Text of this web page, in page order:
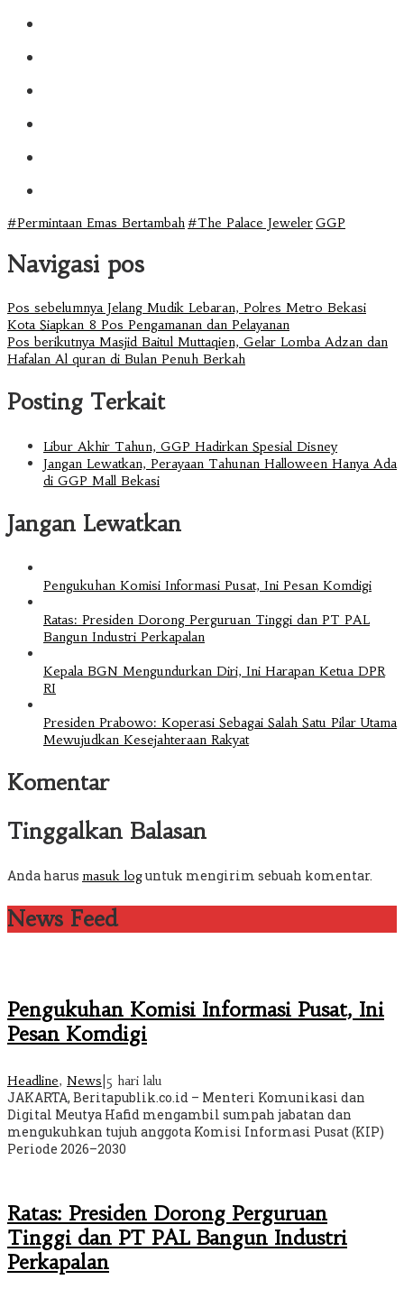
#Permintaan Emas Bertambah#The Palace JewelerGGP
Navigasi pos
Pos sebelumnyaJelang Mudik Lebaran, Polres Metro Bekasi
Kota Siapkan 8 Pos Pengamanan dan Pelayanan
Pos berikutnyaMasjid Baitul Muttaqien, Gelar Lomba Adzan dan
Hafalan Al quran di Bulan Penuh Berkah
Posting Terkait
Libur Akhir Tahun, GGP Hadirkan Spesial Disney
Jangan Lewatkan, Perayaan Tahunan Halloween Hanya Ada
di GGP Mall Bekasi
Jangan Lewatkan
Pengukuhan Komisi Informasi Pusat, Ini Pesan Komdigi
Ratas: Presiden Dorong Perguruan Tinggi dan PT PAL
Bangun Industri Perkapalan
Kepala BGN Mengundurkan Diri, Ini Harapan Ketua DPR
RI
Presiden Prabowo: Koperasi Sebagai Salah Satu Pilar Utama
Mewujudkan Kesejahteraan Rakyat
Komentar
Tinggalkan Balasan
Anda harus masuk loguntuk mengirim sebuah komentar.
News Feed
Pengukuhan Komisi Informasi Pusat, Ini
Pesan Komdigi
Headline, News 5 hari lalu
JAKARTA, Beritapublik.co.id – Menteri Komunikasi dan
Digital Meutya Hafid mengambil sumpah jabatan dan
mengukuhkan tujuh anggota Komisi Informasi Pusat (KIP)
Periode 2026–2030
Ratas: Presiden Dorong Perguruan
Tinggi dan PT PAL Bangun Industri
Perkapalan